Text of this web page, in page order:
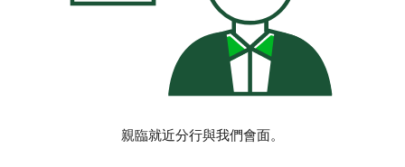
親臨就近分行與我們會面。